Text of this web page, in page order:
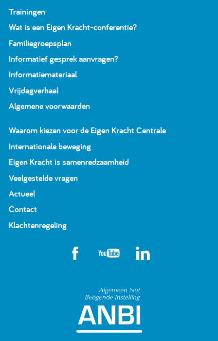
Trainingen
Wat is een Eigen Kracht-conferentie?
Familiegroepsplan
Informatief gesprek aanvragen?
Informatiemateriaal
Vrijdagverhaal
Algemene voorwaarden
Waarom kiezen voor de Eigen Kracht Centrale
Internationale beweging
Eigen Kracht is samenredzaamheid
Veelgestelde vragen
Actueel
Contact
Klachtenregeling